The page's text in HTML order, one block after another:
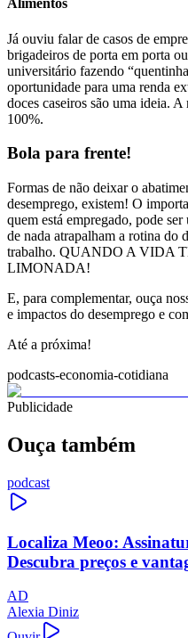
Alimentos
Já ouviu falar de casos de
brigadeiros de porta em porta
universitário fazendo
oportunidade para uma renda
doces caseiros são uma ideia.
100%.
Bola para frente!
Formas de não deixar o
desemprego, existem! O
quem está empregado, pode
de nada atrapalham a rotina do
trabalho. QUANDO A VIDA
LIMONADA!
E, para complementar, ouça
e impactos do desemprego e
Até a próxima!
podcasts-economia-cotidiana
Publicidade
Ouça também
podcast
Localiza Meoo:
Descubra preços e
AD
Alexia Diniz